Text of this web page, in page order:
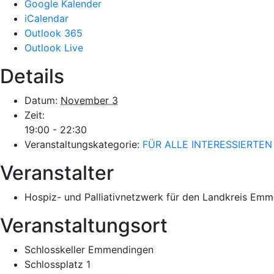
Google Kalender
iCalendar
Outlook 365
Outlook Live
Details
Datum: November 3
Zeit:
19:00 - 22:30
Veranstaltungskategorie: FÜR ALLE INTERESSIERTEN
Veranstalter
Hospiz- und Palliativnetzwerk für den Landkreis
Veranstaltungsort
Schlosskeller Emmendingen
Schlossplatz 1